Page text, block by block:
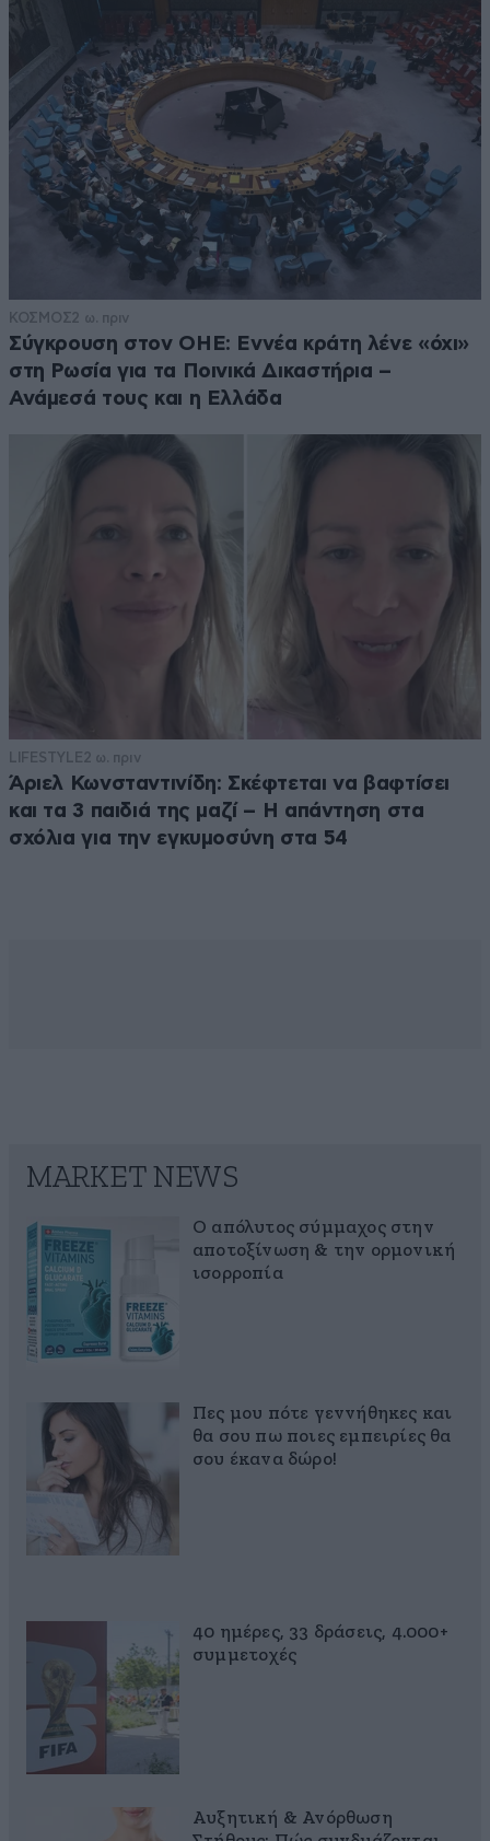
ΚΟΣΜΟΣ2 ω. πριν
Σύγκρουση στον ΟΗΕ: Εννέα κράτη λένε «όχι»
στη Ρωσία για τα Ποινικά Δικαστήρια –
Ανάμεσά τους και η Ελλάδα
LIFESTYLE 2 ω. πριν
Άριελ Κωνσταντινίδη: Σκέφτεται να βαφτίσει
και τα 3 παιδιά της μαζί – Η απάντηση στα
σχόλια για την εγκυμοσύνη στα 54
MARKET NEWS
Ο απόλυτος σύμμαχος στην
αποτοξίνωση & την ορμονική
ισορροπία
Πες μου πότε γεννήθηκες και
θα σου πω ποιες εμπειρίες θα
σου έκανα δώρο!
40 ημέρες, 33 δράσεις, 4.000+
συμμετοχές
Αυξητική & Ανόρθωση